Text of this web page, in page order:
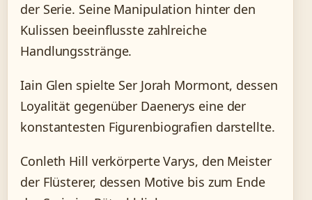
der Serie. Seine Manipulation hinter den
Kulissen beeinflusste zahlreiche
Handlungsstränge.
Iain Glen spielte Ser Jorah Mormont, dessen
Loyalität gegenüber Daenerys eine der
konstantesten Figurenbiografien darstellte.
Conleth Hill verkörperte Varys, den Meister
der Flüsterer, dessen Motive bis zum Ende